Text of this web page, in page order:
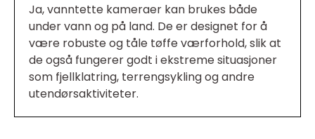
Ja, vanntette kameraer kan brukes både
under vann og på land. De er designet for å
være robuste og tåle tøffe værforhold, slik at
de også fungerer godt i ekstreme situasjoner
som fjellklatring, terrengsykling og andre
utendørsaktiviteter.